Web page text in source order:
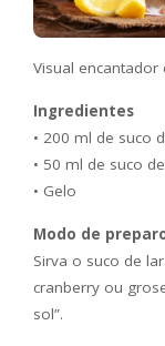
Visual encantador
Ingredientes
• 200 ml de suco
• 50 ml de suco
• Gelo
Modo de
Sirva o suco de
cranberry ou
sol”.